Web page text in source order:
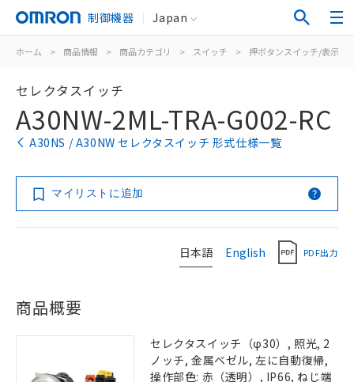
制御機器 Japan
ホーム > 商品情報 > 商品カテゴリ > スイッチ > 押ボタンスイッチ/表示灯
セレクタスイッチ
A30NW-2ML-TRA-G002-RC
A30NS / A30NW セレクタスイッチ 形式仕様一覧
マイリストに追加
日本語 English PDF出力
商品概要
セレクタスイッチ（φ30）, 照光, 2
ノッチ, 金属ベゼル, 左に自動復帰,
操作部色: 赤（透明）, IP66, ねじ端